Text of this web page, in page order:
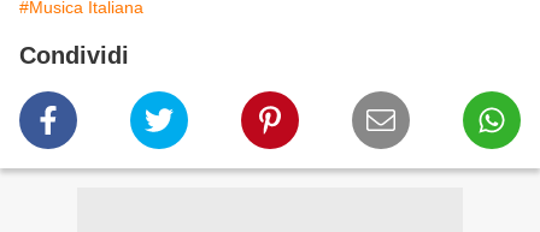
#Musica Italiana
Condividi